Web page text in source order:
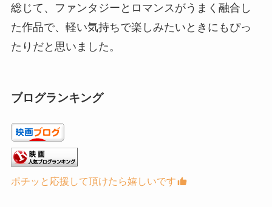
総じて、ファンタジーとロマンスがうまく融合し
た作品で、軽い気持ちで楽しみたいときにもぴっ
たりだと思いました。
ブログランキング
ポチッと応援して頂けたら嬉しいです